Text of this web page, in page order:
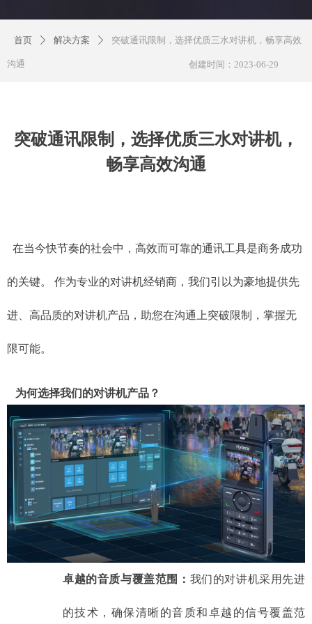
突破通讯限制，选择优质三水对讲机，
畅享高效沟通
在当今快节奏的社会中，高效而可靠的通讯工具是商务成功
的关键。 作为专业的对讲机经销商，我们引以为豪地提供先
进、高品质的对讲机产品，助您在沟通上突破限制，掌握无
限可能。
为何选择我们的对讲机产品？
卓越的音质与覆盖范围： 我们的对讲机采用先进
的技术，确保清晰的音质和卓越的信号覆盖范
首页 ꄲ 解决方案 ꄲ 突破通讯限制，选择优质三水对讲机，畅享高效
沟通 创建时间： 2023-06-29